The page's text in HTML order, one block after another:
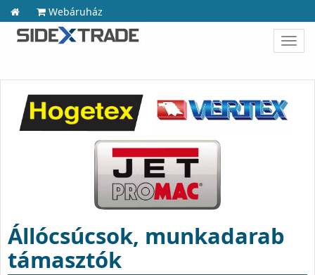
Webáruház
Állócsúcsok, munkadarab
támasztók